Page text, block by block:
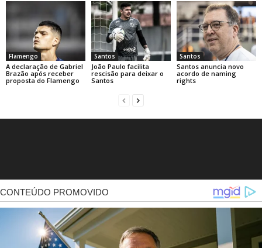
Flamengo
A declaração de Gabriel
Brazão após receber
proposta do Flamengo
Santos
João Paulo facilita
rescisão para deixar o
Santos
Santos
Santos anuncia novo
acordo de naming
rights